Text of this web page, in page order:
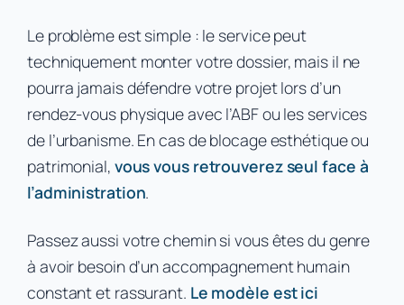
Le problème est simple : le service peut
techniquement monter votre dossier, mais il ne
pourra jamais défendre votre projet lors d’un
rendez-vous physique avec l’ABF ou les services
de l’urbanisme. En cas de blocage esthétique ou
patrimonial, vous vous retrouverez seul face à
l’administration.
Passez aussi votre chemin si vous êtes du genre
à avoir besoin d’un accompagnement humain
constant et rassurant. Le modèle est ici